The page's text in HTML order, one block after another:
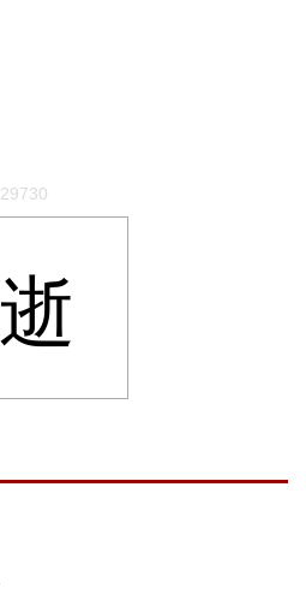
29730
逝